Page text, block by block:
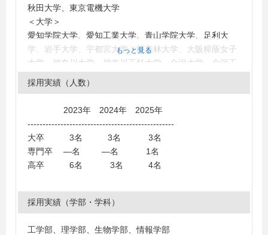
秋田大学、東京電機大学
＜大学＞
愛知学院大学、愛知工業大学、青山学院大学、足利大
学、岩手大学、宇都宮大学、桜美林大学、大阪樟蔭女子
大学、神奈川大学、神奈川工科大学、金沢大学、金沢工
業大学、関西外国語大学、関東学院大学、北見工業大
学、九州国際大学、京都精華大学、近畿大学、熊本大
大学、静岡理工科大学、芝浦工業大学、湘南工科大学、
信州大学、西南学院大学、専修大学、大東文化大学、拓
殖大学、玉川大学、千葉工業大学、千葉商科大学、中央
学、東京農業大学、東京農工大学、東京理科大学、同志
社大学、同志社女子大学、東洋大学、徳島大学、獨協大
学、富山大学、名古屋大学、名古屋外国語大学、名古屋
もっと見る
採用実績（人数）
2023年 2024年 2025年
-------------------------------------------------
大卒 3名 3名 3名
専門卒 ―名 ―名 1名
高卒 6名 3名 4名
採用実績（学部・学科）
工学部、理学部、生物学部、情報学部